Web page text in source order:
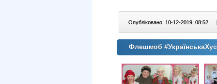
Опубліковано: 10-12-2019, 08:52 |
Флешмоб